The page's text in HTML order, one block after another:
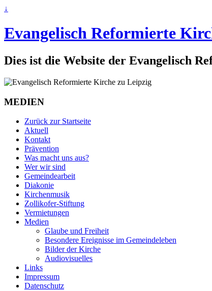
↓
Evangelisch Reformierte
Dies ist die Website der Evangelisch
MEDIEN
Zurück zur Startseite
Aktuell
Kontakt
Prävention
Was macht uns aus?
Wer wir sind
Gemeindearbeit
Diakonie
Kirchenmusik
Zollikofer-Stiftung
Vermietungen
Medien
Glaube und Freiheit
Besondere Ereignisse im Gemeindeleben
Bilder der Kirche
Audiovisuelles
Links
Impressum
Datenschutz